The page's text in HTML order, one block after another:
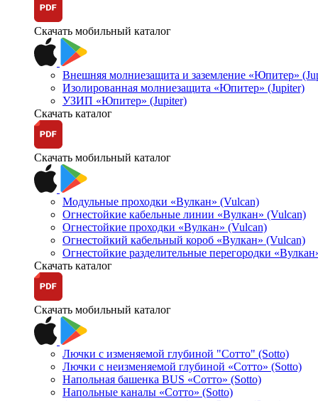
Скачать мобильный каталог
Внешняя молниезащита и заземление «Юпитер»
Изолированная молниезащита «Юпитер» (Jupiter)
УЗИП «Юпитер» (Jupiter)
Скачать каталог
Скачать мобильный каталог
Модульные проходки «Вулкан» (Vulcan)
Огнестойкие кабельные линии «Вулкан» (Vulcan)
Огнестойкие проходки «Вулкан» (Vulcan)
Огнестойкий кабельный короб «Вулкан» (Vulcan)
Огнестойкие разделительные перегородки
Скачать каталог
Скачать мобильный каталог
Лючки с изменяемой глубиной "Сотто" (Sotto)
Лючки с неизменяемой глубиной «Сотто» (Sotto)
Напольная башенка BUS «Сотто» (Sotto)
Напольные каналы «Сотто» (Sotto)